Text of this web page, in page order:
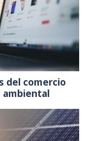
del comercio